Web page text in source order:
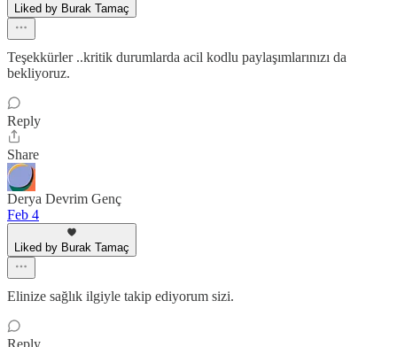
Liked by Burak Tamaç
Teşekkürler ..kritik durumlarda acil kodlu paylaşımlarınızı da
bekliyoruz.
Reply
Share
Derya Devrim Genç
Feb 4
Liked by Burak Tamaç
Elinize sağlık ilgiyle takip ediyorum sizi.
Reply